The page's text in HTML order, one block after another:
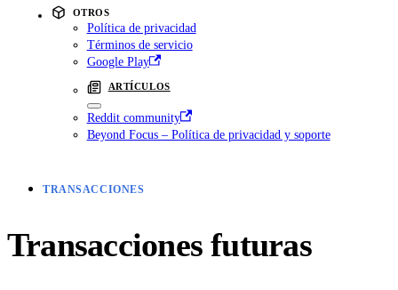
OTROS
Política de privacidad
Términos de servicio
Google Play
ARTÍCULOS
Reddit community
Beyond Focus – Política de privacidad y soporte
TRANSACCIONES
Transacciones futuras